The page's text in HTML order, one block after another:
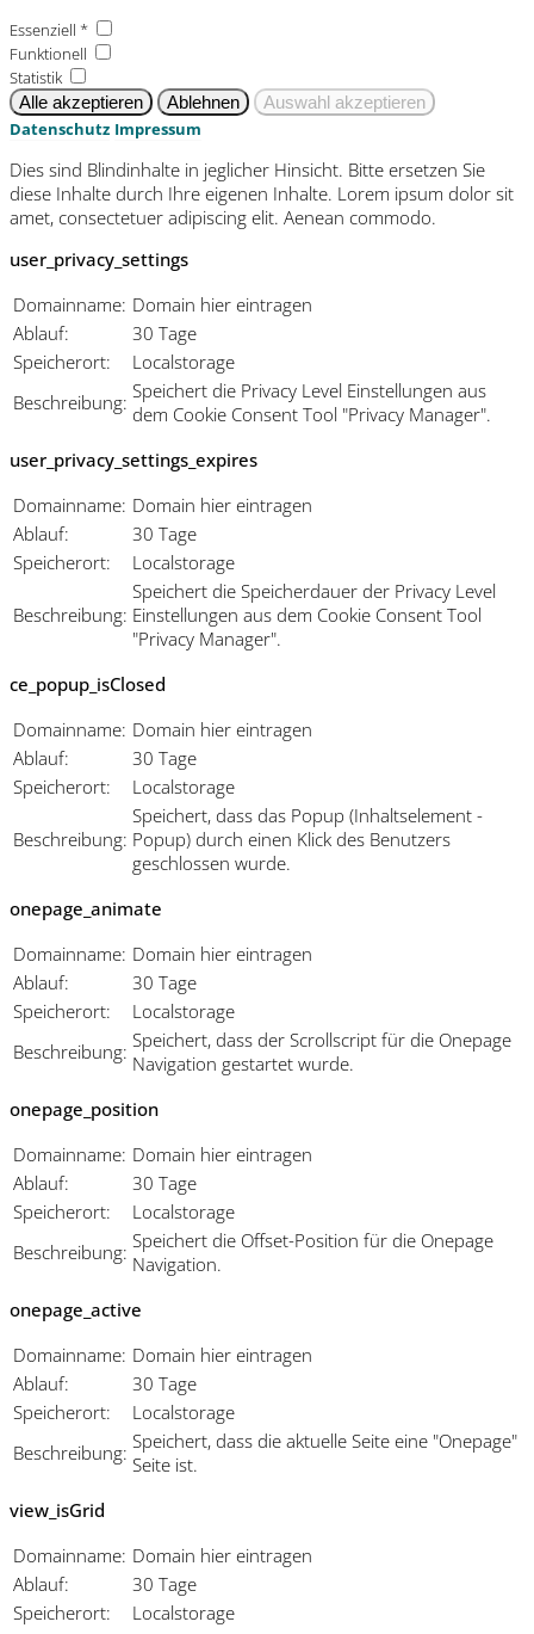
Essenziell *
Funktionell
Statistik
Datenschutz Impressum
Dies sind Blindinhalte in jeglicher Hinsicht. Bitte ersetzen Sie
diese Inhalte durch Ihre eigenen Inhalte. Lorem ipsum dolor sit
amet, consectetuer adipiscing elit. Aenean commodo.
user_privacy_settings
Domainname: Domain hier eintragen
Ablauf:
30 Tage
Speicherort:
Localstorage
Beschreibung: Speichert die Privacy Level Einstellungen aus
dem Cookie Consent Tool "Privacy Manager".
user_privacy_settings_expires
Domainname: Domain hier eintragen
Ablauf:
30 Tage
Speicherort:
Localstorage
Beschreibung:
Speichert die Speicherdauer der Privacy Level
Einstellungen aus dem Cookie Consent Tool
"Privacy Manager".
ce_popup_isClosed
Domainname: Domain hier eintragen
Ablauf:
30 Tage
Speicherort:
Localstorage
Beschreibung:
Speichert, dass das Popup (Inhaltselement -
Popup) durch einen Klick des Benutzers
geschlossen wurde.
onepage_animate
Domainname: Domain hier eintragen
Ablauf:
30 Tage
Speicherort:
Localstorage
Beschreibung: Speichert, dass der Scrollscript für die Onepage
Navigation gestartet wurde.
onepage_position
Domainname: Domain hier eintragen
Ablauf:
30 Tage
Speicherort:
Localstorage
Beschreibung: Speichert die Offset-Position für die Onepage
Navigation.
onepage_active
Domainname: Domain hier eintragen
Ablauf:
30 Tage
Speicherort:
Localstorage
Beschreibung: Speichert, dass die aktuelle Seite eine "Onepage"
Seite ist.
view_isGrid
Domainname: Domain hier eintragen
Ablauf:
30 Tage
Speicherort:
Localstorage